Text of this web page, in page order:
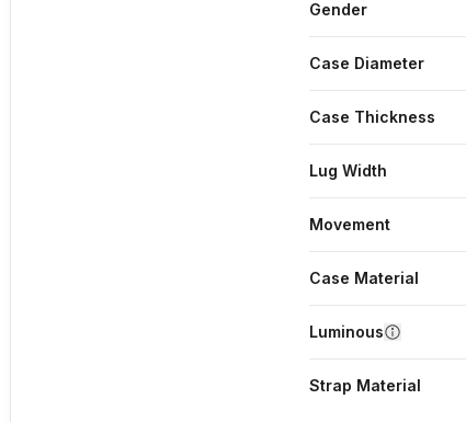
Gender
Case Diameter
Case Thickness
Lug Width
Movement
Case Material
Luminous
Strap Material